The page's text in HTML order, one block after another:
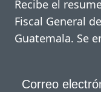
Recibe el
Fiscal General
Guatemala. Se
Correo